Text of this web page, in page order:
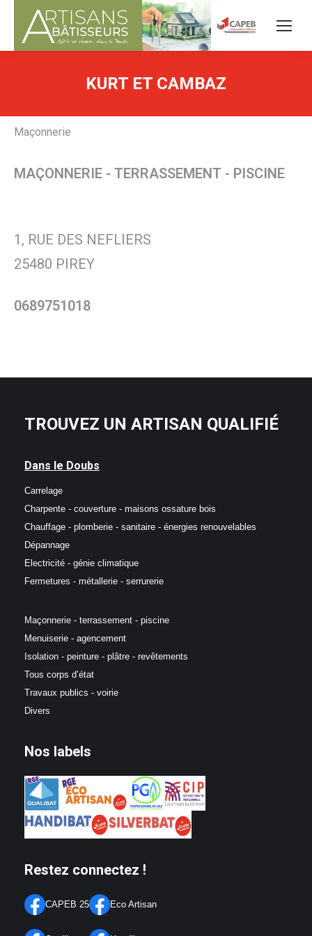
KURT ET CAMBAZ
Maçonnerie
MAÇONNERIE - TERRASSEMENT - PISCINE
1, RUE DES NEFLIERS
25480 PIREY
0689751018
TROUVEZ UN ARTISAN QUALIFIÉ
Dans le Doubs
Carrelage
Charpente - couverture - maisons ossature bois
Chauffage - plomberie - sanitaire - énergies renouvelables
Dépannage
Electricité - génie climatique
Fermetures - métallerie - serrurerie
Maçonnerie - terrassement - piscine
Menuiserie - agencement
Isolation - peinture - plâtre - revêtements
Tous corps d’état
Travaux publics - voirie
Divers
Nos labels
Restez connectez !
CAPEB 25 Eco Artisan